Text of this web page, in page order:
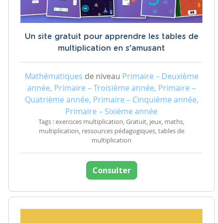
Un site gratuit pour apprendre les tables de
multiplication en s'amusant
Mathématiques de niveau Primaire – Deuxième
année, Primaire – Troisième année, Primaire –
Quatrième année, Primaire – Cinquième année,
Primaire – Sixième année
Tags : exercices multiplication, Gratuit, jeux, maths,
multiplication, ressources pédagogiques, tables de
multiplication
Consulter